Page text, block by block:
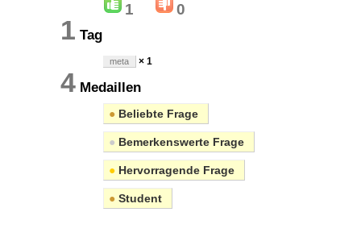
1 0
1 Tag
meta × 1
4 Medaillen
● Beliebte Frage
● Bemerkenswerte Frage
● Hervorragende Frage
● Student